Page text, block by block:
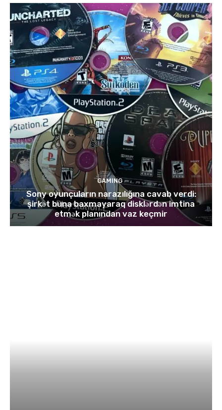
GAMING
Sony oyunçuların narazılığına cavab verdi:
şirkət buna baxmayaraq disklərdən imtina
etmək planından vaz keçmir